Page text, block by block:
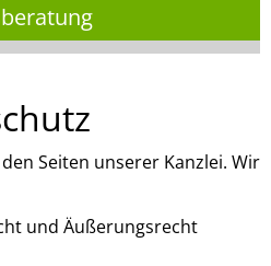
Seiten unserer Kanzlei. Wir
und Äußerungsrecht